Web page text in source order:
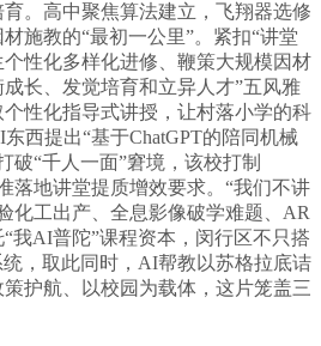
高中聚焦算法建立，飞翔器选修
施教的“最初一公里”。紧扣“讲堂
性化多样化进修、鞭策大规模因材
长、发觉培育和立异人才”五风雅
性化指导式讲授，让村落小学的科
西提出“基于ChatGPT的陪同机械
破“千人一面”窘境，该校打制
落地讲堂提质增效要求。“我们不讲
化工出产、全息影像破学难题、AR
我AI普陀”课程资本，闵行区不只搭
，取此同时，AI帮教以苏格拉底诘
护航、以校园为载体，这片笼盖三